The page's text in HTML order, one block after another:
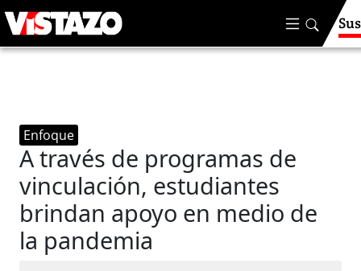
Enfoque
A través de programas de
vinculación, estudiantes
brindan apoyo en medio de
la pandemia